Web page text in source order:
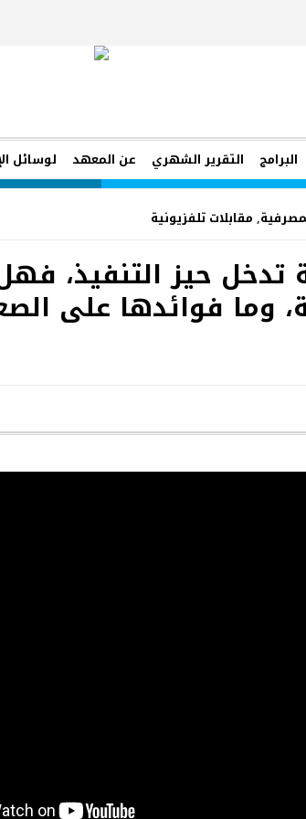
البرامج التقرير الشهري عن المعهد لوسائل
, مقابلات تلفزيونية
تدخل حيز التنفيذ،
وما فوائدها على